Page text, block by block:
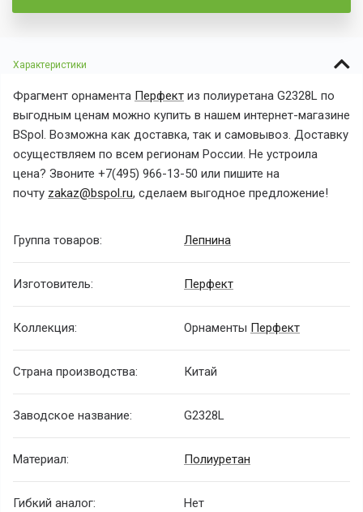
Характеристики
Фрагмент орнамента Перфект из полиуретана G2328L по
выгодным ценам можно купить в нашем интернет-магазине
BSpol. Возможна как доставка, так и самовывоз. Доставку
осуществляем по всем регионам России. Не устроила
цена? Звоните +7(495) 966-13-50 или пишите на
почту zakaz@bspol.ru, сделаем выгодное предложение!
Группа товаров: Лепнина
Изготовитель: Перфект
Коллекция: Орнаменты Перфект
Страна производства: Китай
Заводское название: G2328L
Материал: Полиуретан
Гибкий аналог: Нет